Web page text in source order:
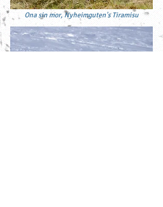
Ona sin mor,Nyheimguten's Tiramisu